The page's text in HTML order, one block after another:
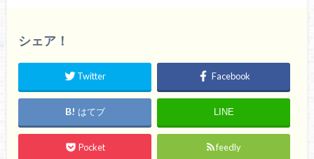
シェア！
Twitter Facebook
はてブ LINE
Pocket feedly